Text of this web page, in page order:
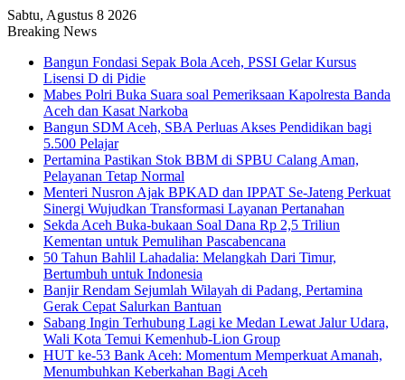
Sabtu, Agustus 8 2026
Breaking News
Bangun Fondasi Sepak Bola Aceh, PSSI Gelar Kursus
Lisensi D di Pidie
Mabes Polri Buka Suara soal Pemeriksaan Kapolresta Banda
Aceh dan Kasat Narkoba
Bangun SDM Aceh, SBA Perluas Akses Pendidikan bagi
5.500 Pelajar
Pertamina Pastikan Stok BBM di SPBU Calang Aman,
Pelayanan Tetap Normal
Menteri Nusron Ajak BPKAD dan IPPAT Se-Jateng Perkuat
Sinergi Wujudkan Transformasi Layanan Pertanahan
Sekda Aceh Buka-bukaan Soal Dana Rp 2,5 Triliun
Kementan untuk Pemulihan Pascabencana
50 Tahun Bahlil Lahadalia: Melangkah Dari Timur,
Bertumbuh untuk Indonesia
Banjir Rendam Sejumlah Wilayah di Padang, Pertamina
Gerak Cepat Salurkan Bantuan
Sabang Ingin Terhubung Lagi ke Medan Lewat Jalur Udara,
Wali Kota Temui Kemenhub-Lion Group
HUT ke-53 Bank Aceh: Momentum Memperkuat Amanah,
Menumbuhkan Keberkahan Bagi Aceh